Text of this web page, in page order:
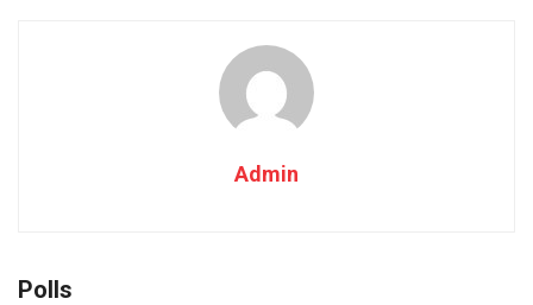
Admin
Polls